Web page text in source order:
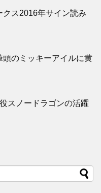
クス2016年サイン読み
のミッキーアイルに黄
スノードラゴンの活躍